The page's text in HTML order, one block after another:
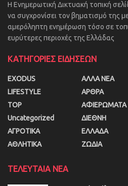
Η Ενημερωτική Δικτυακή τοπική
να συγχρονίσει τον βηματισμό της
αμερόληπτη ενημέρωση τόσο σε
ευρύτερες περιοχές της Ελλάδας
ΚΑΤΗΓΟΡΙΕΣ ΕΙΔΗΣΕΩΝ
EXODUS
LIFESTYLE
TOP
Uncategorized
ΑΓΡΟΤΙΚΑ
ΑΘΛΗΤΙΚΑ
ΑΛΛΑ ΝΕΑ
ΑΡΘΡΑ
ΑΦΙΕΡΩΜΑΤΑ
ΔΙΕΘΝΗ
ΕΛΛΑΔΑ
ΖΩΔΙΑ
ΤΕΛΕΥΤΑΙΑ ΝΕΑ